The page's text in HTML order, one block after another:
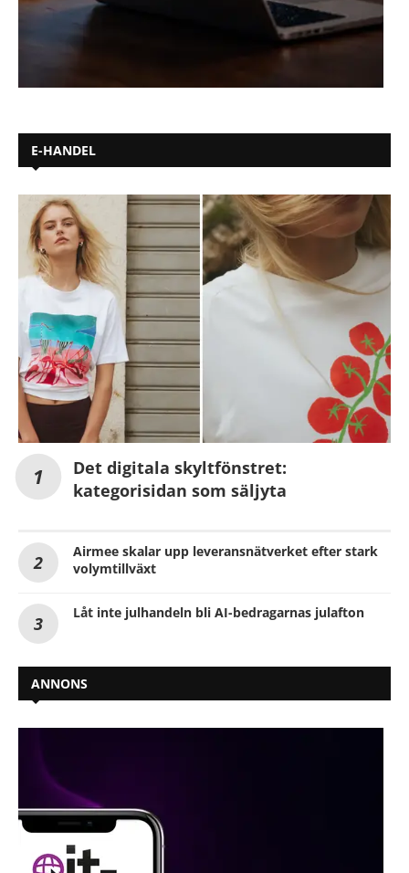
E-HANDEL
Det digitala skyltfönstret:
kategorisidan som säljyta
Airmee skalar upp leveransnätverket efter stark
volymtillväxt
Låt inte julhandeln bli AI-bedragarnas julafton
ANNONS